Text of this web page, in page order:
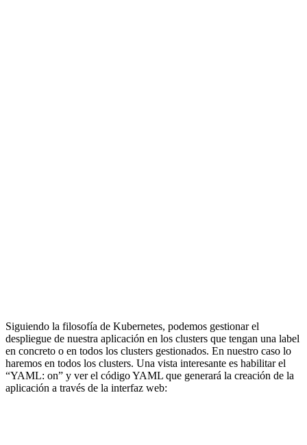
Siguiendo la filosofía de Kubernetes, podemos gestionar el
despliegue de nuestra aplicación en los clusters que tengan una label
en concreto o en todos los clusters gestionados. En nuestro caso lo
haremos en todos los clusters. Una vista interesante es habilitar el
“YAML: on” y ver el código YAML que generará la creación de la
aplicación a través de la interfaz web: